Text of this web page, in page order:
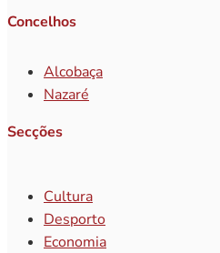
Concelhos
Alcobaça
Nazaré
Secções
Cultura
Desporto
Economia